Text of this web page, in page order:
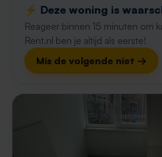
⚡️ Deze woning is
Reageer binnen 15 minuten om
Rent.nl ben je altijd als eerste!
Mis de volgende niet →